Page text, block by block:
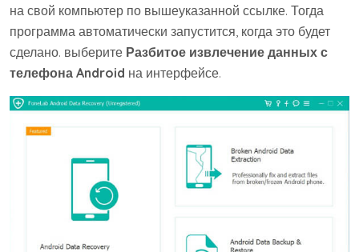
на свой компьютер по вышеуказанной ссылке. Тогда
программа автоматически запустится, когда это будет
сделано. выберите Разбитое извлечение данных с
телефона Android на интерфейсе.